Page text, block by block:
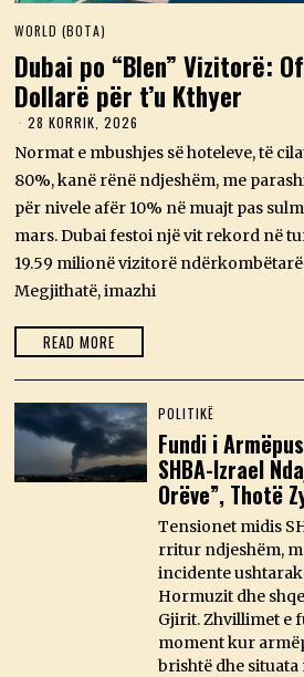
WORLD (BOTA)
Dubai po “Blen” Vizitorë:
Dollarë për t’u Kthyer
28 KORRIK, 2026
K
O
R
I
K
,
2
0
6
Normat e mbushjes së hoteleve, të
80%, kanë rënë ndjeshëm, me
për nivele afër 10% në muajt pas
mars. Dubai festoi një vit rekord në
19.59 milionë vizitorë ndërkombëtarë
Megjithatë, imazhi
READ MORE
POLITIKË
Fundi i
SHBA-Izrael
Orëve”, Thotë
Tensionet midis
rritur ndjeshëm,
incidente
Hormuzit dhe
Gjirit. Zhvillimet e
moment kur
brishtë dhe situata